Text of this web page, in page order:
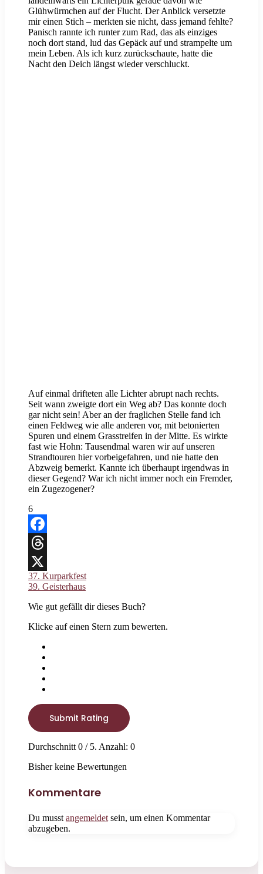
Glühwürmchen auf der Flucht. Der Anblick versetzte
mir einen Stich – merkten sie nicht, dass jemand fehlte?
Panisch rannte ich runter zum Rad, das als einziges
noch dort stand, lud das Gepäck auf und strampelte um
mein Leben. Als ich kurz zurückschaute, hatte die
Nacht den Deich längst wieder verschluckt.
Auf einmal drifteten alle Lichter abrupt nach rechts.
Seit wann zweigte dort ein Weg ab? Das konnte doch
gar nicht sein! Aber an der fraglichen Stelle fand ich
einen Feldweg wie alle anderen vor, mit betonierten
Spuren und einem Grasstreifen in der Mitte. Es wirkte
fast wie Hohn: Tausendmal waren wir auf unseren
Strandtouren hier vorbeigefahren, und nie hatte den
Abzweig bemerkt. Kannte ich überhaupt irgendwas in
dieser Gegend? War ich nicht immer noch ein Fremder,
ein Zugezogener?
6
Facebook
Threads
X
37. Kurparkfest
39. Geisterhaus
Wie gut gefällt dir dieses Buch?
Klicke auf einen Stern zum bewerten.
Submit Rating
Durchschnitt 0 / 5. Anzahl: 0
Bisher keine Bewertungen
Kommentare
Du musst angemeldet sein, um einen Kommentar
abzugeben.